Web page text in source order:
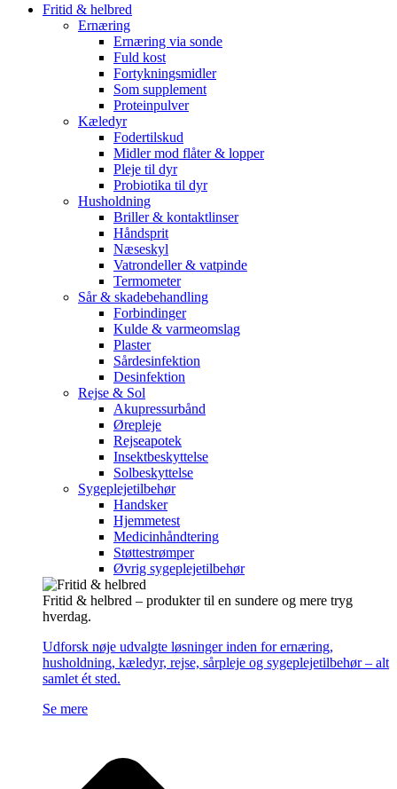
Fritid & helbred
Ernæring
Ernæring via sonde
Fuld kost
Fortykningsmidler
Som supplement
Proteinpulver
Kæledyr
Fodertilskud
Midler mod flåter & lopper
Pleje til dyr
Probiotika til dyr
Husholdning
Briller & kontaktlinser
Håndsprit
Næseskyl
Vatrondeller & vatpinde
Termometer
Sår & skadebehandling
Forbindinger
Kulde & varmeomslag
Plaster
Sårdesinfektion
Desinfektion
Rejse & Sol
Akupressurbånd
Ørepleje
Rejseapotek
Insektbeskyttelse
Solbeskyttelse
Sygeplejetilbehør
Handsker
Hjemmetest
Medicinhåndtering
Støttestrømper
Øvrig sygeplejetilbehør
Fritid & helbred – produkter til en sundere og mere tryg
hverdag.
Udforsk nøje udvalgte løsninger inden for ernæring,
husholdning, kæledyr, rejse, sårpleje og sygeplejetilbehør – alt
samlet ét sted.
Se mere